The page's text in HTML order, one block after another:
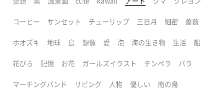
コーヒー サンセット チューリップ 三日月 細密 薔薇
ホオズキ 地球 島 想像 愛 泡 海の生き物 生活 船
花びら 記憶 お花 ガールズイラスト テンペラ バラ
マーチングバンド リビング 人物 優しい 南の島